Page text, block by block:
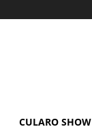
CULARO SHOW